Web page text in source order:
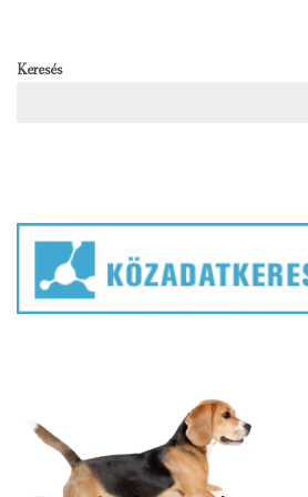
Keresés